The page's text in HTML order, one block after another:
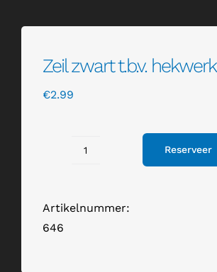
Zeil zwart t.b.v. hekwerk
€2.99
Zeil
Reserveer
Artikelnummer:
646